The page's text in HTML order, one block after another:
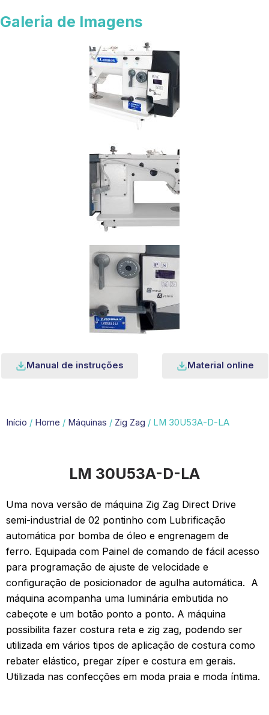
Galeria de Imagens
Manual de instruções Material online
Início / Home / Máquinas / Zig Zag / LM 30U53A-D-LA
LM 30U53A-D-LA
Uma nova versão de máquina Zig Zag Direct Drive
semi-industrial de 02 pontinho com Lubrificação
automática por bomba de óleo e engrenagem de
ferro. Equipada com Painel de comando de fácil acesso
para programação de ajuste de velocidade e
configuração de posicionador de agulha automática. A
máquina acompanha uma luminária embutida no
cabeçote e um botão ponto a ponto. A máquina
possibilita fazer costura reta e zig zag, podendo ser
utilizada em vários tipos de aplicação de costura como
rebater elástico, pregar zíper e costura em gerais.
Utilizada nas confecções em moda praia e moda íntima.